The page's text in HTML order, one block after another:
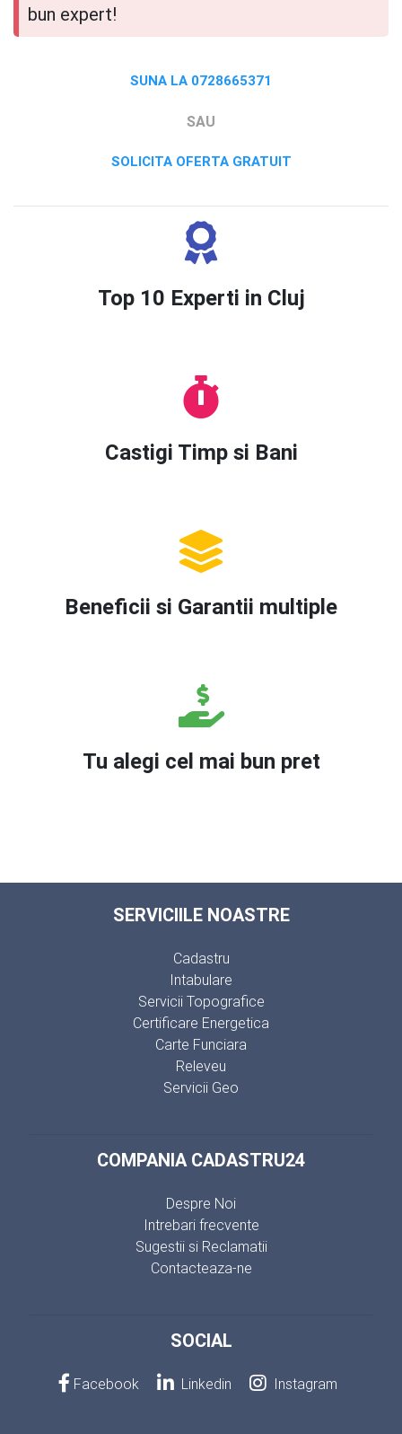
bun expert!
SUNA LA 0728665371
SAU
SOLICITA OFERTA GRATUIT
Top 10 Experti in Cluj
Castigi Timp si Bani
Beneficii si Garantii multiple
Tu alegi cel mai bun pret
SERVICIILE NOASTRE
Cadastru
Intabulare
Servicii Topografice
Certificare Energetica
Carte Funciara
Releveu
Servicii Geo
COMPANIA CADASTRU24
Despre Noi
Intrebari frecvente
Sugestii si Reclamatii
Contacteaza-ne
SOCIAL
Facebook Linkedin Instagram